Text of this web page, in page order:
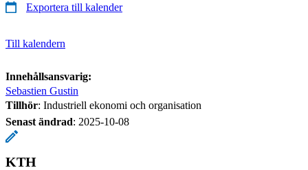
Exportera till kalender
Till kalendern
Innehållsansvarig:
Sebastien Gustin
Tillhör: Industriell ekonomi och organisation
Senast ändrad: 2025-10-08
KTH